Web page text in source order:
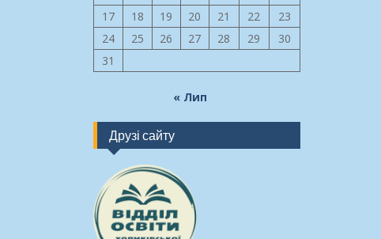
17
18 19 20 21 22
23
24
25 26 27 28 29
30
31
« Лип
Друзі сайту